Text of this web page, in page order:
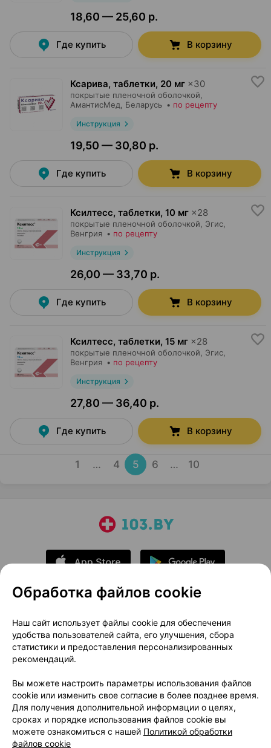
18,60 — 25,60 р.
Где купить В корзину
Ксарива, таблетки, 20 мг ×30
покрытые пленочной оболочкой,
АмантисМед , Беларусь • по рецепту
Инструкция
19,50 — 30,80 р.
Где купить В корзину
Ксилтесс, таблетки, 10 мг ×28
покрытые пленочной оболочкой, Эгис
Венгрия • по рецепту
Инструкция
26,00 — 33,70 р.
Где купить В корзину
Ксилтесс, таблетки, 15 мг ×28
покрытые пленочной оболочкой, Эгис
Венгрия • по рецепту
Инструкция
27,80 — 36,40 р.
Где купить В корзину
1 … 4 5 6 … 10
О проекте
Новости проекта
Размещение рекламы
Медицинский маркетинг
Публичный договор
Доставка
Способы оплаты
Вакансии
Партнеры
Написать руководителю 103.by
Написать в поддержку
Персональные настройки Cookie
Обработка файлов cookie
Наш сайт использует файлы cookie для обеспечения
удобства пользователей сайта, его улучшения, сбора
статистики и предоставления персонализированных
рекомендаций.
Вы можете настроить параметры использования файлов
cookie или изменить свое согласие в более позднее время.
Для получения дополнительной информации о целях,
сроках и порядке использования файлов cookie вы
можете ознакомиться с нашей Политикой обработки
файлов cookie